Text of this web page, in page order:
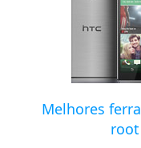
Melhores
root